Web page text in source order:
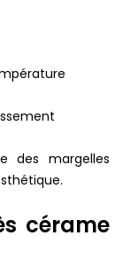
des margelles
cérame